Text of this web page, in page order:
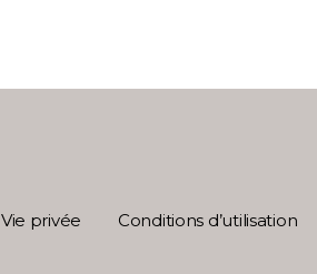
Vie privée Conditions d’utilisation